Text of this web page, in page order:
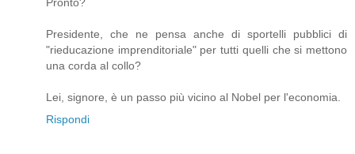
Presidente, che ne pensa anche di sportelli pubblici di
"rieducazione imprenditoriale" per tutti quelli che si mettono
una corda al collo?
Lei, signore, è un passo più vicino al Nobel per l'economia.
Rispondi